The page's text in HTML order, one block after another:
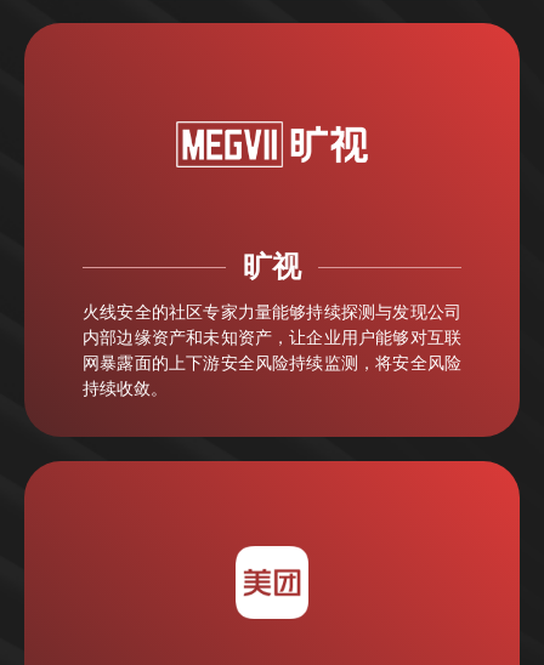
旷视
火线安全的社区专家力量能够持续探测与发现公司
内部边缘资产和未知资产，让企业用户能够对互联
网暴露面的上下游安全风险持续监测，将安全⻛险
持续收敛。